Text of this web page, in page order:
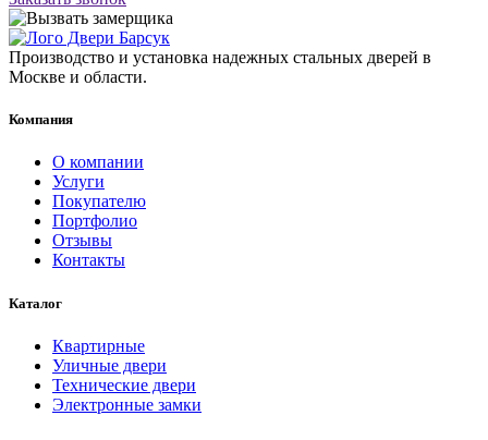
Производство и установка надежных стальных дверей в
Москве и области.
Компания
О компании
Услуги
Покупателю
Портфолио
Отзывы
Контакты
Каталог
Квартирные
Уличные двери
Технические двери
Электронные замки